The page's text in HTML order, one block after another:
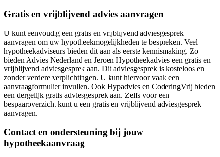
Gratis en vrijblijvend advies aanvragen
U kunt eenvoudig een gratis en vrijblijvend adviesgesprek
aanvragen om uw hypotheekmogelijkheden te bespreken. Veel
hypotheekadviseurs bieden dit aan als eerste kennismaking. Zo
bieden Advies Nederland en Jeroen Hypotheekadvies een gratis en
vrijblijvend adviesgesprek aan. Dit adviesgesprek is kosteloos en
zonder verdere verplichtingen. U kunt hiervoor vaak een
aanvraagformulier invullen. Ook Hypadvies en CoderingVrij bieden
een dergelijk gratis adviesgesprek aan. Zelfs voor een
bespaaroverzicht kunt u een gratis en vrijblijvend adviesgesprek
aanvragen.
Contact en ondersteuning bij jouw
hypotheekaanvraag